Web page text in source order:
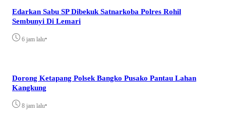
Edarkan Sabu SP Dibekuk Satnarkoba Polres Rohil
Sembunyi Di Lemari
6 jam lalu•
Dorong Ketapang Polsek Bangko Pusako Pantau Lahan
Kangkung
8 jam lalu•